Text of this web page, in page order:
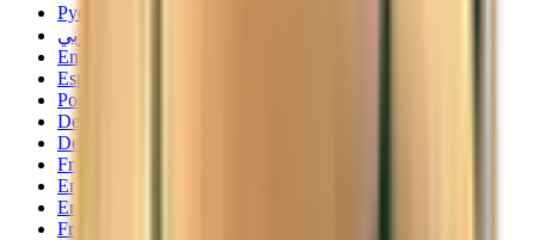
Русский
العربية/عربي
English
Español
Português
Deutsch
Deutsch
Français
English
English
Français